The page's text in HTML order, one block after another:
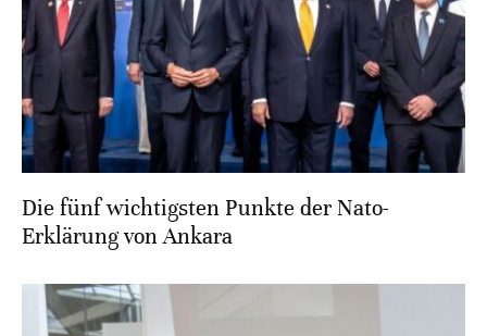
Die fünf wichtigsten Punkte der Nato-
Erklärung von Ankara